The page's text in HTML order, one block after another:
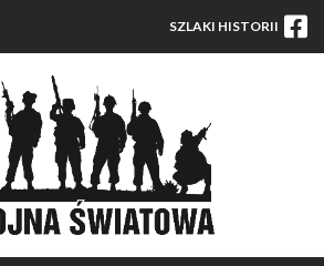
SZLAKI HISTORII